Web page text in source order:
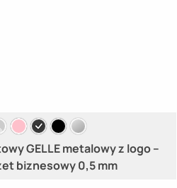
GELLE metalowy z logo –
biznesowy 0,5 mm